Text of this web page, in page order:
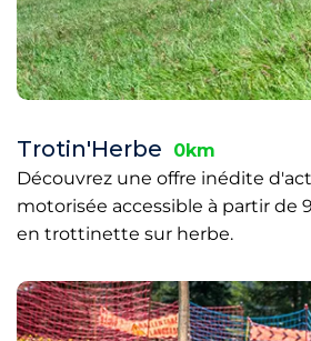
Trotin'Herbe
0km
Découvrez une offre inédite
motorisée accessible à partir de
en trottinette sur herbe.